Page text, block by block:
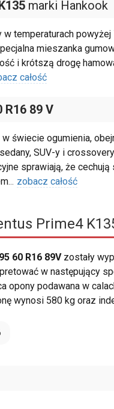
marki Hankook
temperaturach powyżej
mieszanka
i krótszą drogę
całość
R16 89 V
świecie ogumienia,
SUV-y i
sprawiają, że cechują
... zobacz całość
Prime4
60 R16 89Vzostały
w następujący
podawana w
wynosi 580 kg oraz